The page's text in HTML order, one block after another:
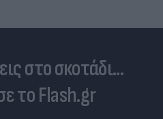
στο σκοτάδι...
το Flash.gr